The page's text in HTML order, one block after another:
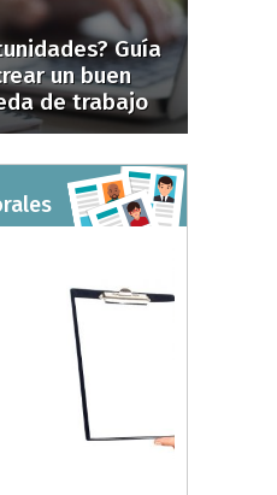
Guía
un buen
de trabajo